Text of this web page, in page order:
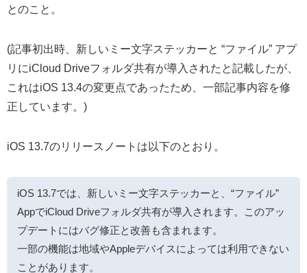
とのこと。
(記事初出時、新しいミー文字ステッカーと “ファイル” アプ
リにiCloud Driveフォルダ共有が導入されたと記載したが、
これはiOS 13.4の変更点であったため、一部記事内容を修
正しています。)
iOS 13.7のリリースノートは以下のとおり。
iOS 13.7では、新しいミー文字ステッカーと、“ファイル”
AppでiCloud Driveフォルダ共有が導入されます。このアッ
プデートにはバグ修正と改善も含まれます。
一部の機能は地域やAppleデバイスによっては利用できない
ことがあります。